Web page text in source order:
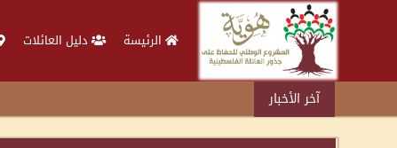
الرئيسة دليل العائلات
آخر الأخبار